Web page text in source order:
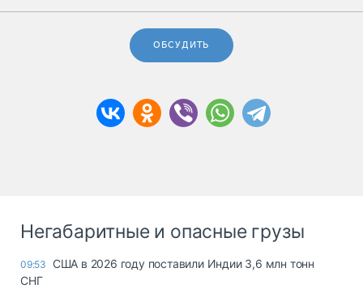
ОБСУДИТЬ
Негабаритные и опасные грузы
09:53
США в 2026 году поставили Индии 3,6 млн тонн
СНГ